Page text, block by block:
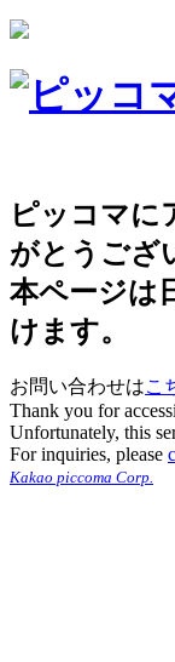
ピッコマに
がとうござ
本ページは
けます。
お問い合わせはこ
Thank you for
Unfortunately, this
For inquiries, please
Kakao piccoma Corp.